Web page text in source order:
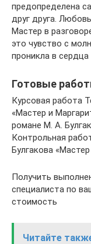
предопределена
друг друга.
Мастер в
это чувство с
проникла в сердца
Готовые
Курсовая работа
«Мастер и
романе М. А.
Контрольная
Булгакова
Получить
специалиста по
стоимость
Читайте